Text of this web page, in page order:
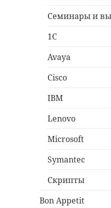
Семинары и
1C
Avaya
Cisco
IBM
Lenovo
Microsoft
Symantec
Скрипты
Bon Appetit